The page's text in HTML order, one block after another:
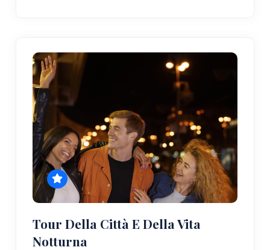
Tour Della Città E Della Vita
Notturna